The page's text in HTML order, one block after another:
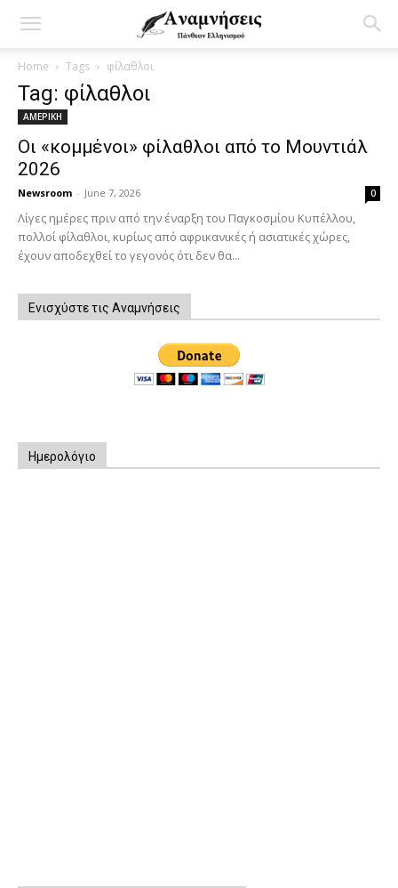
Home Tags φίλαθλοι
Tag: φίλαθλοι
ΑΜΕΡΙΚΗ
Οι «κομμένοι» φίλαθλοι από το Μουντιάλ
2026
Newsroom - June 7, 2026 0
Λίγες ημέρες πριν από την έναρξη του Παγκοσμίου Κυπέλλου,
πολλοί φίλαθλοι, κυρίως από αφρικανικές ή ασιατικές χώρες,
έχουν αποδεχθεί το γεγονός ότι δεν θα...
Ενισχύστε τις Αναμνήσεις
Ημερολόγιο